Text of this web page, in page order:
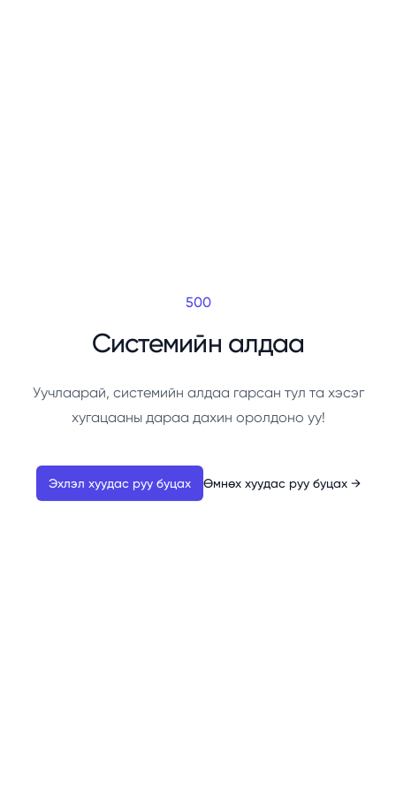
500
Системийн алдаа
Уучлаарай, системийн алдаа гарсан тул та хэсэг
хугацааны дараа дахин оролдоно уу!
Эхлэл хуудас руу буцах Өмнөх хуудас руу буцах →